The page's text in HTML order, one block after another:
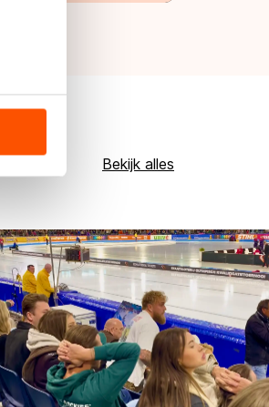
uw
via
geen
Bekijk alles